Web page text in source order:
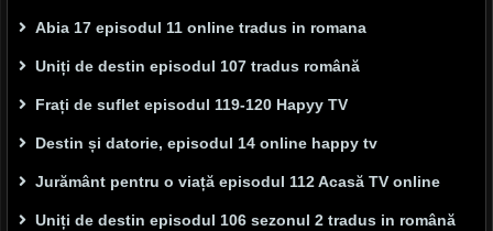
Abia 17 episodul 11 online tradus in romana
Uniți de destin episodul 107 tradus română
Frați de suflet episodul 119-120 Hapyy TV
Destin și datorie, episodul 14 online happy tv
Jurământ pentru o viață episodul 112 Acasă TV online
Uniți de destin episodul 106 sezonul 2 tradus in română